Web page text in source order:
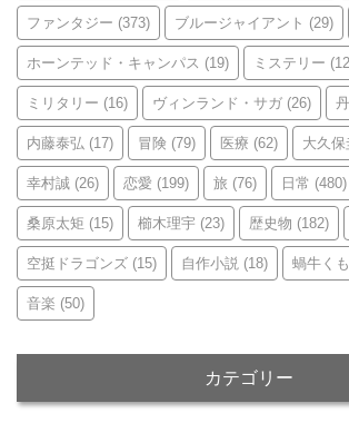
ファンタジー (373) ブルージャイアント (29)
ホーンテッド・キャンパス (19) ミステリー
ミリタリー (16) ヴィンランド・サガ (26)
内藤泰弘 (17) 冒険 (79) 医療 (62) 大久保
幸村誠 (26) 恋愛 (199) 旅 (76) 日常 (480)
桑原太矩 (15) 櫛木理宇 (23) 歴史物 (182)
空挺ドラゴンズ (15) 自作小説 (18) 蝸牛くも
音楽 (50)
カテゴリー